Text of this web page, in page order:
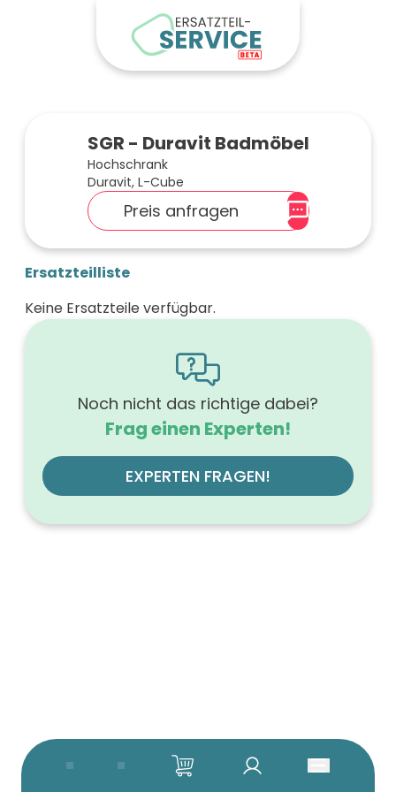
SGR - Duravit Badmöbel
Hochschrank
Duravit, L-Cube
Preis anfragen
Ersatzteilliste
Keine Ersatzteile verfügbar.
Noch nicht das richtige dabei?
Frag einen Experten!
EXPERTEN FRAGEN!